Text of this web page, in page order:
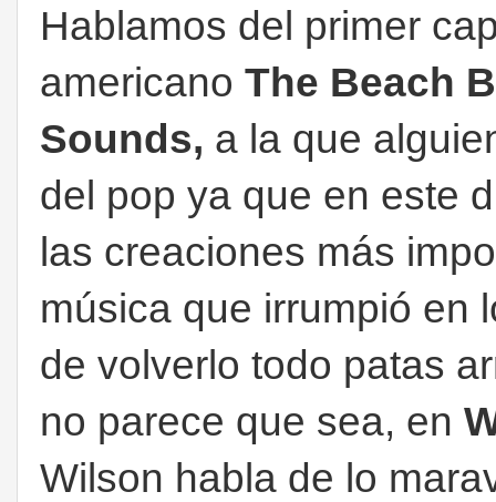
Hablamos del primer
americano The Beach
Sounds, a la que
del pop ya que en este
las creaciones más
música que irrumpió en
de volverlo todo patas
no parece que sea, en
Wilson habla de lo